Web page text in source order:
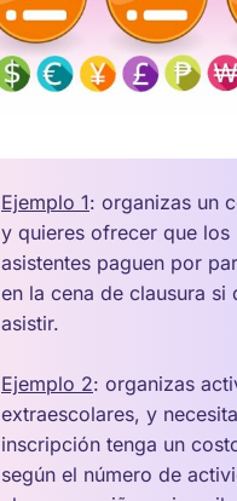
Ejemplo 1: organizas un
y quieres ofrecer que los
asistentes paguen por
en la cena de clausura si
asistir.
Ejemplo 2: organizas
extraescolares, y
inscripción tenga un
según el número de